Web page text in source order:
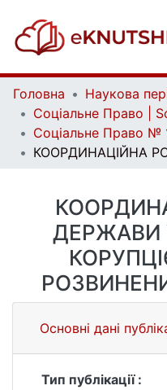
Головна
ДЕРЖАВИ
Основні дані
Тип публікації :